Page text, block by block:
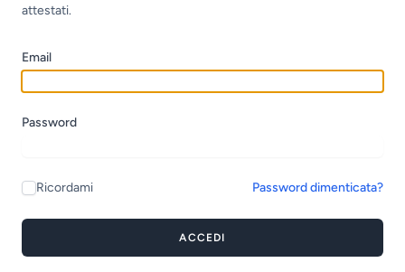
attestati.
Email
Password
Ricordami Password dimenticata?
ACCEDI